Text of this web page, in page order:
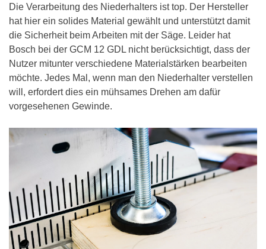
Die Verarbeitung des Niederhalters ist top. Der Hersteller
hat hier ein solides Material gewählt und unterstützt damit
die Sicherheit beim Arbeiten mit der Säge. Leider hat
Bosch bei der GCM 12 GDL nicht berücksichtigt, dass der
Nutzer mitunter verschiedene Materialstärken bearbeiten
möchte. Jedes Mal, wenn man den Niederhalter verstellen
will, erfordert dies ein mühsames Drehen am dafür
vorgesehenen Gewinde.